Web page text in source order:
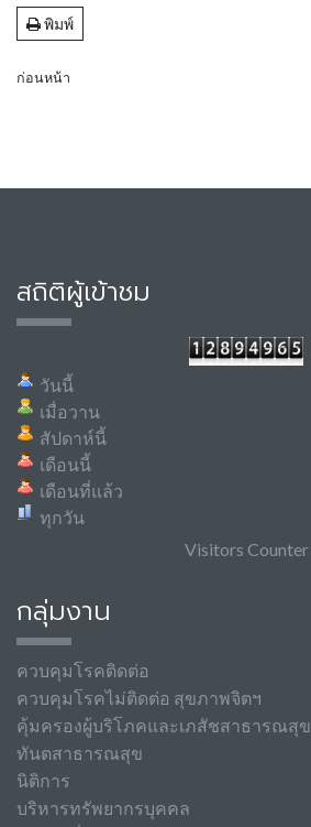
พิมพ์
ก่อนหน้า
สถิติผู้เข้าชม
วันนี้
เมื่อวาน
สัปดาห์นี้
เดือนนี้
เดือนที่แล้ว
ทุกวัน
Visitors Counter
กลุ่มงาน
ควบคุมโรคติดต่อ
ควบคุมโรคไม่ติดต่อ สุขภาพจิตฯ
คุ้มครองผู้บริโภคและเภสัชสาธารณสุข
ทันตสาธารณสุข
นิติการ
บริหารทรัพยากรบุคคล